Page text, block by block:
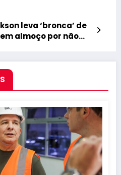
leva ‘bronca’ de
almoço por não